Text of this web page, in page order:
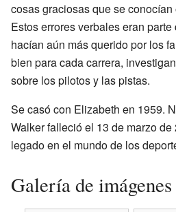
cosas graciosas que se
Estos errores verbales eran
hacían aún más querido por los
bien para cada carrera,
sobre los pilotos y las pistas.
Se casó con Elizabeth en 1959.
Walker falleció el 13 de marzo
legado en el mundo de los
Galería de imágenes